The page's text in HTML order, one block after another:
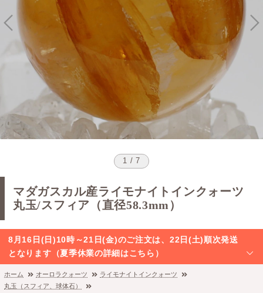
1 / 7
マダガスカル産ライモナイトインクォーツ
丸玉/スフィア（直径58.3mm）
8月16日(日)10時～21日(金)のご注文は、22日(土)順次発送
となります（夏季休業の詳細はこちら）
ホーム オーロラクォーツ
ライモナイトインクォーツ
丸玉（スフィア、球体石）